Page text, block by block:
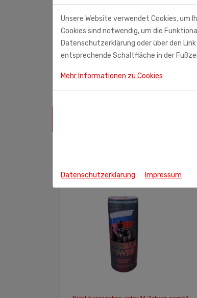
Monolith Nord (Importeur)
Am Hatzberg 3
Unsere Website verwendet Cookies, um
Cookies sind notwendig, um die
Datenschutzerklärung oder über den
entsprechende Schaltfläche in der
Mehr Informationen zu Cookies
Datenschutzerklärung Impressum